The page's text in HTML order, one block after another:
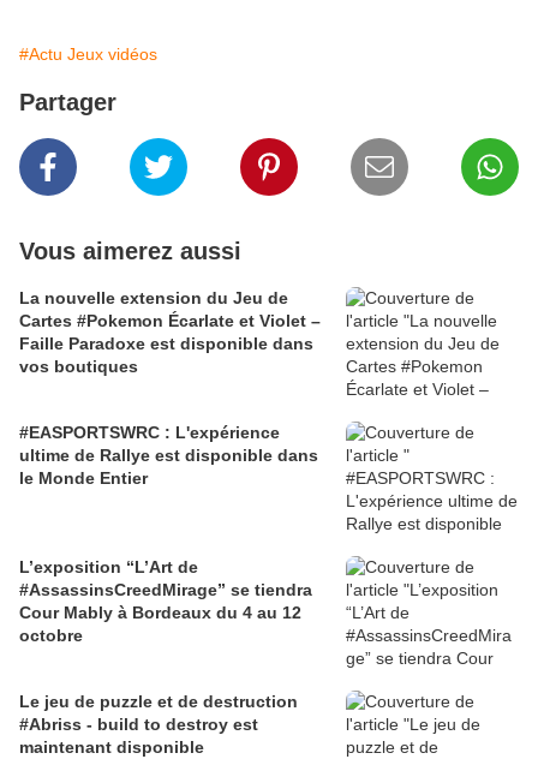
#Actu Jeux vidéos
Partager
Vous aimerez aussi
La nouvelle extension du Jeu de
Cartes #Pokemon Écarlate et Violet –
Faille Paradoxe est disponible dans
vos boutiques
#EASPORTSWRC : L'expérience
ultime de Rallye est disponible dans
le Monde Entier
L’exposition “L’Art de
#AssassinsCreedMirage” se tiendra
Cour Mably à Bordeaux du 4 au 12
octobre
Le jeu de puzzle et de destruction
#Abriss - build to destroy est
maintenant disponible